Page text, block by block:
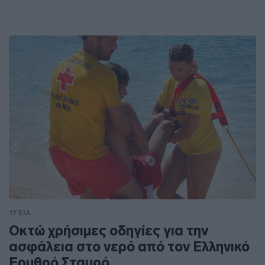
ΥΓΕΙΑ
Οκτώ χρήσιμες οδηγίες για την
ασφάλεια στο νερό από τον Ελληνικό